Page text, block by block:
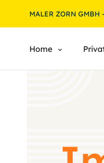
MALER ZORN GMBH
Home